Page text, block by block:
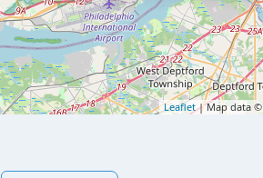
Leaflet| Map data ©